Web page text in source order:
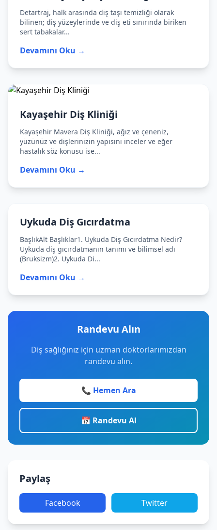
Detartraj, halk arasında diş taşı temizliği olarak
bilinen; diş yüzeylerinde ve diş eti sınırında biriken
sert tabakalar...
Devamını Oku →
Kayaşehir Diş Kliniği
Kayaşehir Mavera Diş Kliniği, ağız ve çeneniz,
yüzünüz ve dişlerinizin yapısını inceler ve eğer
hastalık söz konusu ise...
Devamını Oku →
Uykuda Diş Gıcırdatma
BaşlıkAlt Başlıklar1. Uykuda Diş Gıcırdatma Nedir?
Uykuda diş gıcırdatmanın tanımı ve bilimsel adı
(Bruksizm)2. Uykuda Di...
Devamını Oku →
Randevu Alın
Diş sağlığınız için uzman doktorlarımızdan
randevu alın.
📞 Hemen Ara
📅 Randevu Al
Paylaş
Facebook Twitter